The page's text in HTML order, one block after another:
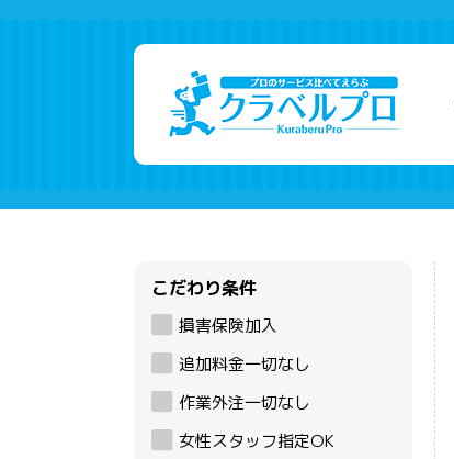
こだわり条件
損害保険加入
追加料金一切なし
作業外注一切なし
女性スタッフ指定OK